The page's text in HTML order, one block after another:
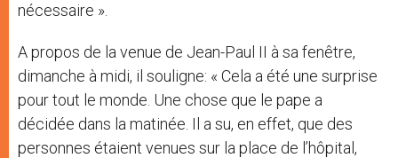
nécessaire ».
A propos de la venue de Jean-Paul II à sa fenêtre,
dimanche à midi, il souligne: « Cela a été une surprise
pour tout le monde. Une chose que le pape a
décidée dans la matinée. Il a su, en effet, que des
personnes étaient venues sur la place de l’hôpital,